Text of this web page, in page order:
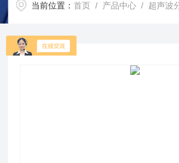
当前位置：首页 / 产品中心 / 超声波